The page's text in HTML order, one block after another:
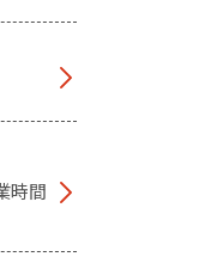
時間